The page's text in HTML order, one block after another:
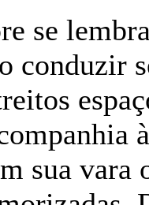
se
conduzir
sua